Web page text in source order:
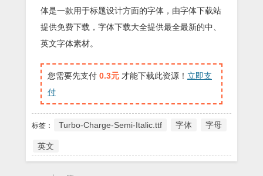
体是一款用于标题设计方面的字体，由字体下载站
提供免费下载，字体下载大全提供最全最新的中、
英文字体素材。
您需要先支付 0.3元 才能下载此资源！ 立即支
付
标签： Turbo-Charge-Semi-Italic.ttf 字体 字母
英文